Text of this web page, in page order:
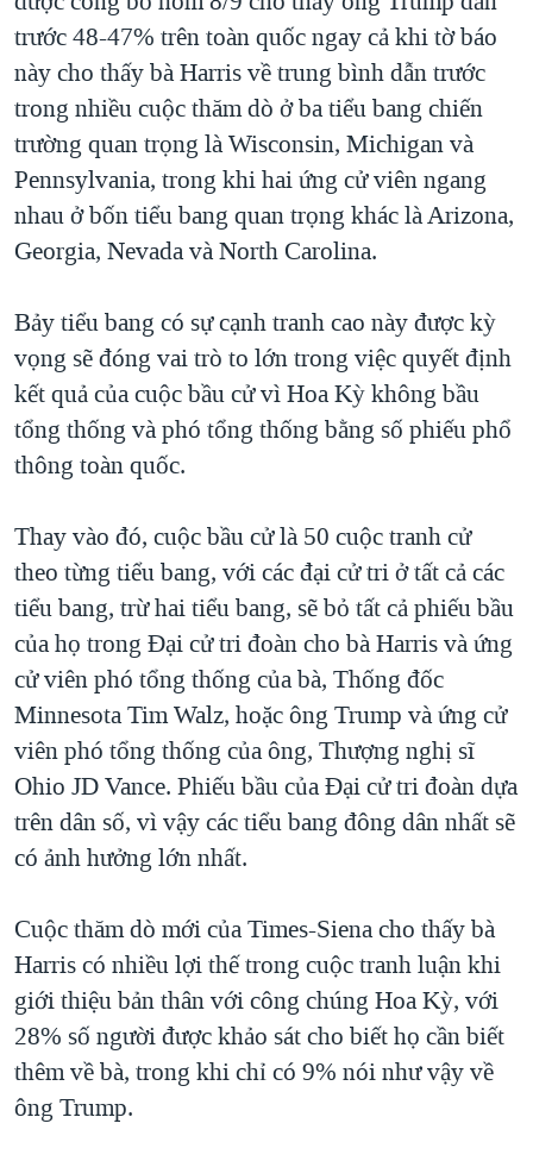
trước 48-47% trên toàn quốc ngay cả khi tờ báo
này cho thấy bà Harris về trung bình dẫn trước
trong nhiều cuộc thăm dò ở ba tiểu bang chiến
trường quan trọng là Wisconsin, Michigan và
Pennsylvania, trong khi hai ứng cử viên ngang
nhau ở bốn tiểu bang quan trọng khác là Arizona,
Georgia, Nevada và North Carolina.
Bảy tiểu bang có sự cạnh tranh cao này được kỳ
vọng sẽ đóng vai trò to lớn trong việc quyết định
kết quả của cuộc bầu cử vì Hoa Kỳ không bầu
tổng thống và phó tổng thống bằng số phiếu phổ
thông toàn quốc.
Thay vào đó, cuộc bầu cử là 50 cuộc tranh cử
theo từng tiểu bang, với các đại cử tri ở tất cả các
tiểu bang, trừ hai tiểu bang, sẽ bỏ tất cả phiếu bầu
của họ trong Đại cử tri đoàn cho bà Harris và ứng
cử viên phó tổng thống của bà, Thống đốc
Minnesota Tim Walz, hoặc ông Trump và ứng cử
viên phó tổng thống của ông, Thượng nghị sĩ
Ohio JD Vance. Phiếu bầu của Đại cử tri đoàn dựa
trên dân số, vì vậy các tiểu bang đông dân nhất sẽ
có ảnh hưởng lớn nhất.
Cuộc thăm dò mới của Times-Siena cho thấy bà
Harris có nhiều lợi thế trong cuộc tranh luận khi
giới thiệu bản thân với công chúng Hoa Kỳ, với
28% số người được khảo sát cho biết họ cần biết
thêm về bà, trong khi chỉ có 9% nói như vậy về
ông Trump.